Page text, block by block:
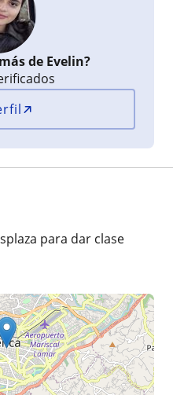
de Evelin?
para dar clase